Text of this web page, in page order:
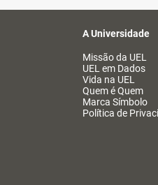
A Universidade
Missão da UEL
UEL em Dados
Vida na UEL
Quem é Quem
Marca Símbolo
Política de